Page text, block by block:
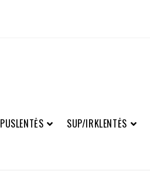
PUSLENTĖS SUP/IRKLENTĖS